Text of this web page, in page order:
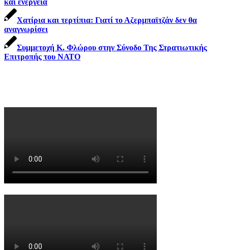
Χατίρια και τερτίπια: Γιατί το Αζερμπαϊτζάν δεν θα
αναγνωρίσει
Συμμετοχή Κ. Φλώρου στην Σύνοδο Της Στρατιωτικής
Επιτροπής του ΝΑΤΟ